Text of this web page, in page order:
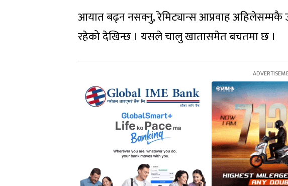
आयात बढ्न नसक्नु, रेमिट्यान्स आप्रवाह अहिलेसम्मकै
रहेको देखिन्छ । यसले चालु खातासमेत बचतमा छ ।